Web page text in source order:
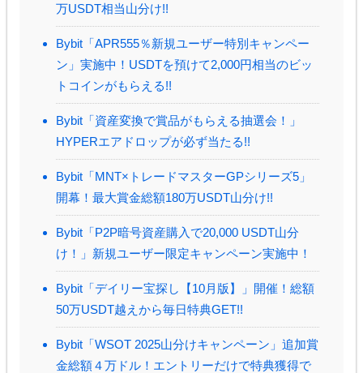
万USDT相当山分け!!
Bybit「APR555％新規ユーザー特別キャンペー
ン」実施中！USDTを預けて2,000円相当のビッ
トコインがもらえる!!
Bybit「資産変換で賞品がもらえる抽選会！」
HYPERエアドロップが必ず当たる!!
Bybit「MNT×トレードマスターGPシリーズ5」
開幕！最大賞金総額180万USDT山分け!!
Bybit「P2P暗号資産購入で20,000 USDT山分
け！」新規ユーザー限定キャンペーン実施中！
Bybit「デイリー宝探し【10月版】」開催！総額
50万USDT越えから毎日特典GET!!
Bybit「WSOT 2025山分けキャンペーン」追加賞
金総額４万ドル！エントリーだけで特典獲得で